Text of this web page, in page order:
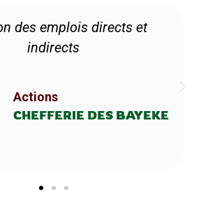
des emplois directs et
indirects
Actions
CHEFFERIE DES BAYEKE